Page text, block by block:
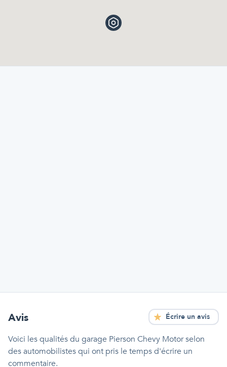
Avis Écrire un avis
Voici les qualitésdu garage Pierson Chevy Motorselon
des automobilistes qui ont pris le temps d'écrire un
commentaire.